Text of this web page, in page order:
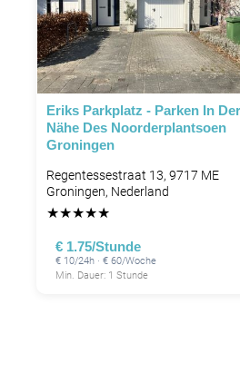
Eriks Parkplatz - Parken In Der
Nähe Des Noorderplantsoen
Groningen
Regentessestraat 13, 9717 ME
Groningen, Nederland
★★★★★
€ 1.75/Stunde
€ 10/24h · € 60/Woche
Min. Dauer: 1 Stunde